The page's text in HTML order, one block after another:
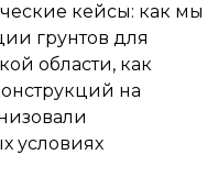
кейсы: как мы
грунтов для
области, как
на
условиях